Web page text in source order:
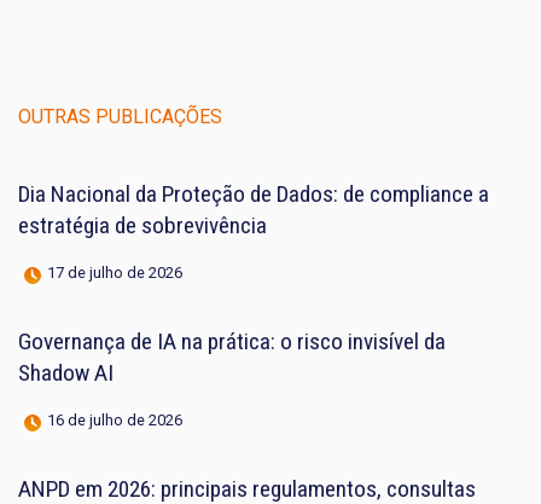
OUTRAS PUBLICAÇÕES
Dia Nacional da Proteção de Dados: de compliance a
estratégia de sobrevivência
17 de julho de 2026
Governança de IA na prática: o risco invisível da
Shadow AI
16 de julho de 2026
ANPD em 2026: principais regulamentos, consultas